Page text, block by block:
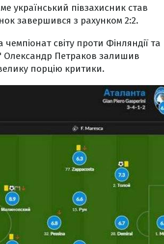
український півзахисник став
завершився з рахунком 2:2.
чемпіонат світу проти Фінляндії та
Олександр Петраков залишив
порцію критики.